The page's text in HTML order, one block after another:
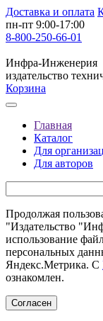
Доставка и оплата
пн-пт 9:00-17:00
8-800-250-66-01
Инфра-Инженерия
издательство
Корзина
Главная
Каталог
Для
Для авторов
Продолжая
"Издательство
использование
персональных
Яндекс.Метрика. С
ознакомлен.
Согласен